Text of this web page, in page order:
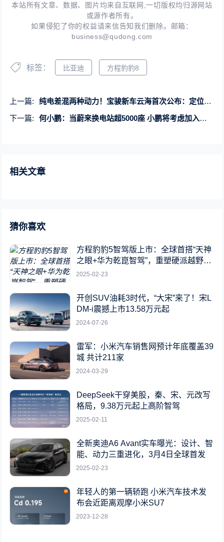
本站所有文章、数据、图片均来自互联网,一切版权均归源网站
或源作者所有。
如果侵犯了你的权益请来信告知我们删除。邮箱：
business@qudong.com
标签： 比亚迪 方程豹豹8
上一篇:
纯电差混两种动力！宝骏新车云海首次公布：定位紧凑型SUV
下一篇:
何小鹏：当蔚来换电站超5000座 小鹏将考虑加入换电
相关文章
猜你喜欢
方程豹豹5智驾版上市：全球首搭“天神
之眼+华为乾崑智驾”，重塑硬派越野新
标杆
2025-02-23
开创SUV油耗3时代，“大宋”来了！宋L
DM-i震撼上市13.58万元起
2024-07-26
雷军：小米汽车销售网预计年底覆盖39
城 共计211家
2024-03-29
DeepSeek干穿美股，秦、宋、元改写
格局，9.38万元起上高阶智驾
2025-02-11
全新奥迪A6 Avant实车曝光：设计、智
能、动力三重进化，3月4日全球首发
2025-02-23
年轻人的第一辆轿跑 小米汽车技术发
布会近距离观摩小米SU7
2023-12-28